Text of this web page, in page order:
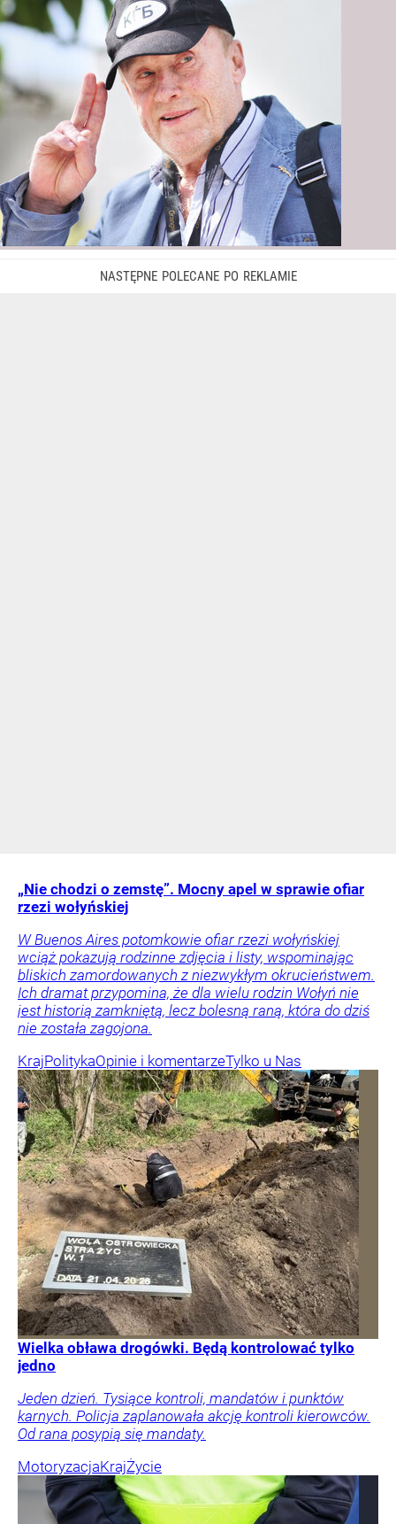
„Nie chodzi o zemstę”. Mocny apel w sprawie ofiar
rzezi wołyńskiej
W Buenos Aires potomkowie ofiar rzezi wołyńskiej
wciąż pokazują rodzinne zdjęcia i listy, wspominając
bliskich zamordowanych z niezwykłym okrucieństwem.
Ich dramat przypomina, że dla wielu rodzin Wołyń nie
jest historią zamkniętą, lecz bolesną raną, która do dziś
nie została zagojona.
KrajPolitykaOpinie i komentarzeTylko u Nas
Wielka obława drogówki. Będą kontrolować tylko
jedno
Jeden dzień. Tysiące kontroli, mandatów i punktów
karnych. Policja zaplanowała akcję kontroli kierowców.
Od rana posypią się mandaty.
MotoryzacjaKrajŻycie